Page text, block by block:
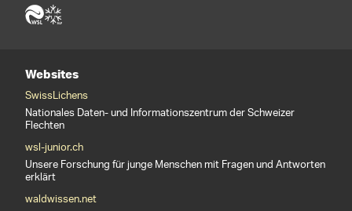
Websites
SwissLichens
Nationales Daten- und Informationszentrum der Schweizer
Flechten
wsl-junior.ch
Unsere Forschung für junge Menschen mit Fragen und Antworten
erklärt
waldwissen.net